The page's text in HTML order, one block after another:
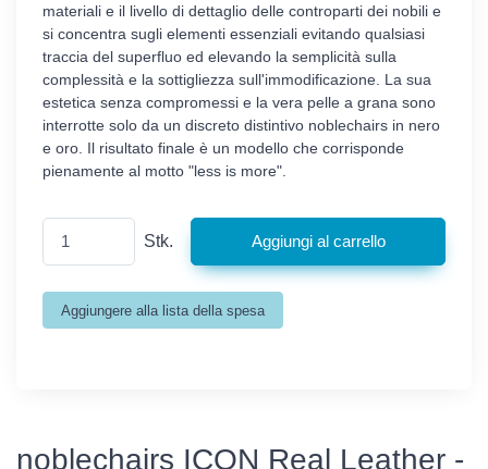
materiali e il livello di dettaglio delle controparti dei nobili e
si concentra sugli elementi essenziali evitando qualsiasi
traccia del superfluo ed elevando la semplicità sulla
complessità e la sottigliezza sull'immodificazione. La sua
estetica senza compromessi e la vera pelle a grana sono
interrotte solo da un discreto distintivo noblechairs in nero
e oro. Il risultato finale è un modello che corrisponde
pienamente al motto "less is more".
Stk.
noblechairs ICON Real Leather -